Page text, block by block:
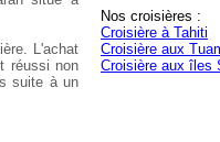
L'achat
réussi non
suite à un
Nos croisières :
Croisière à Tahiti
Croisière aux
Croisière aux îles